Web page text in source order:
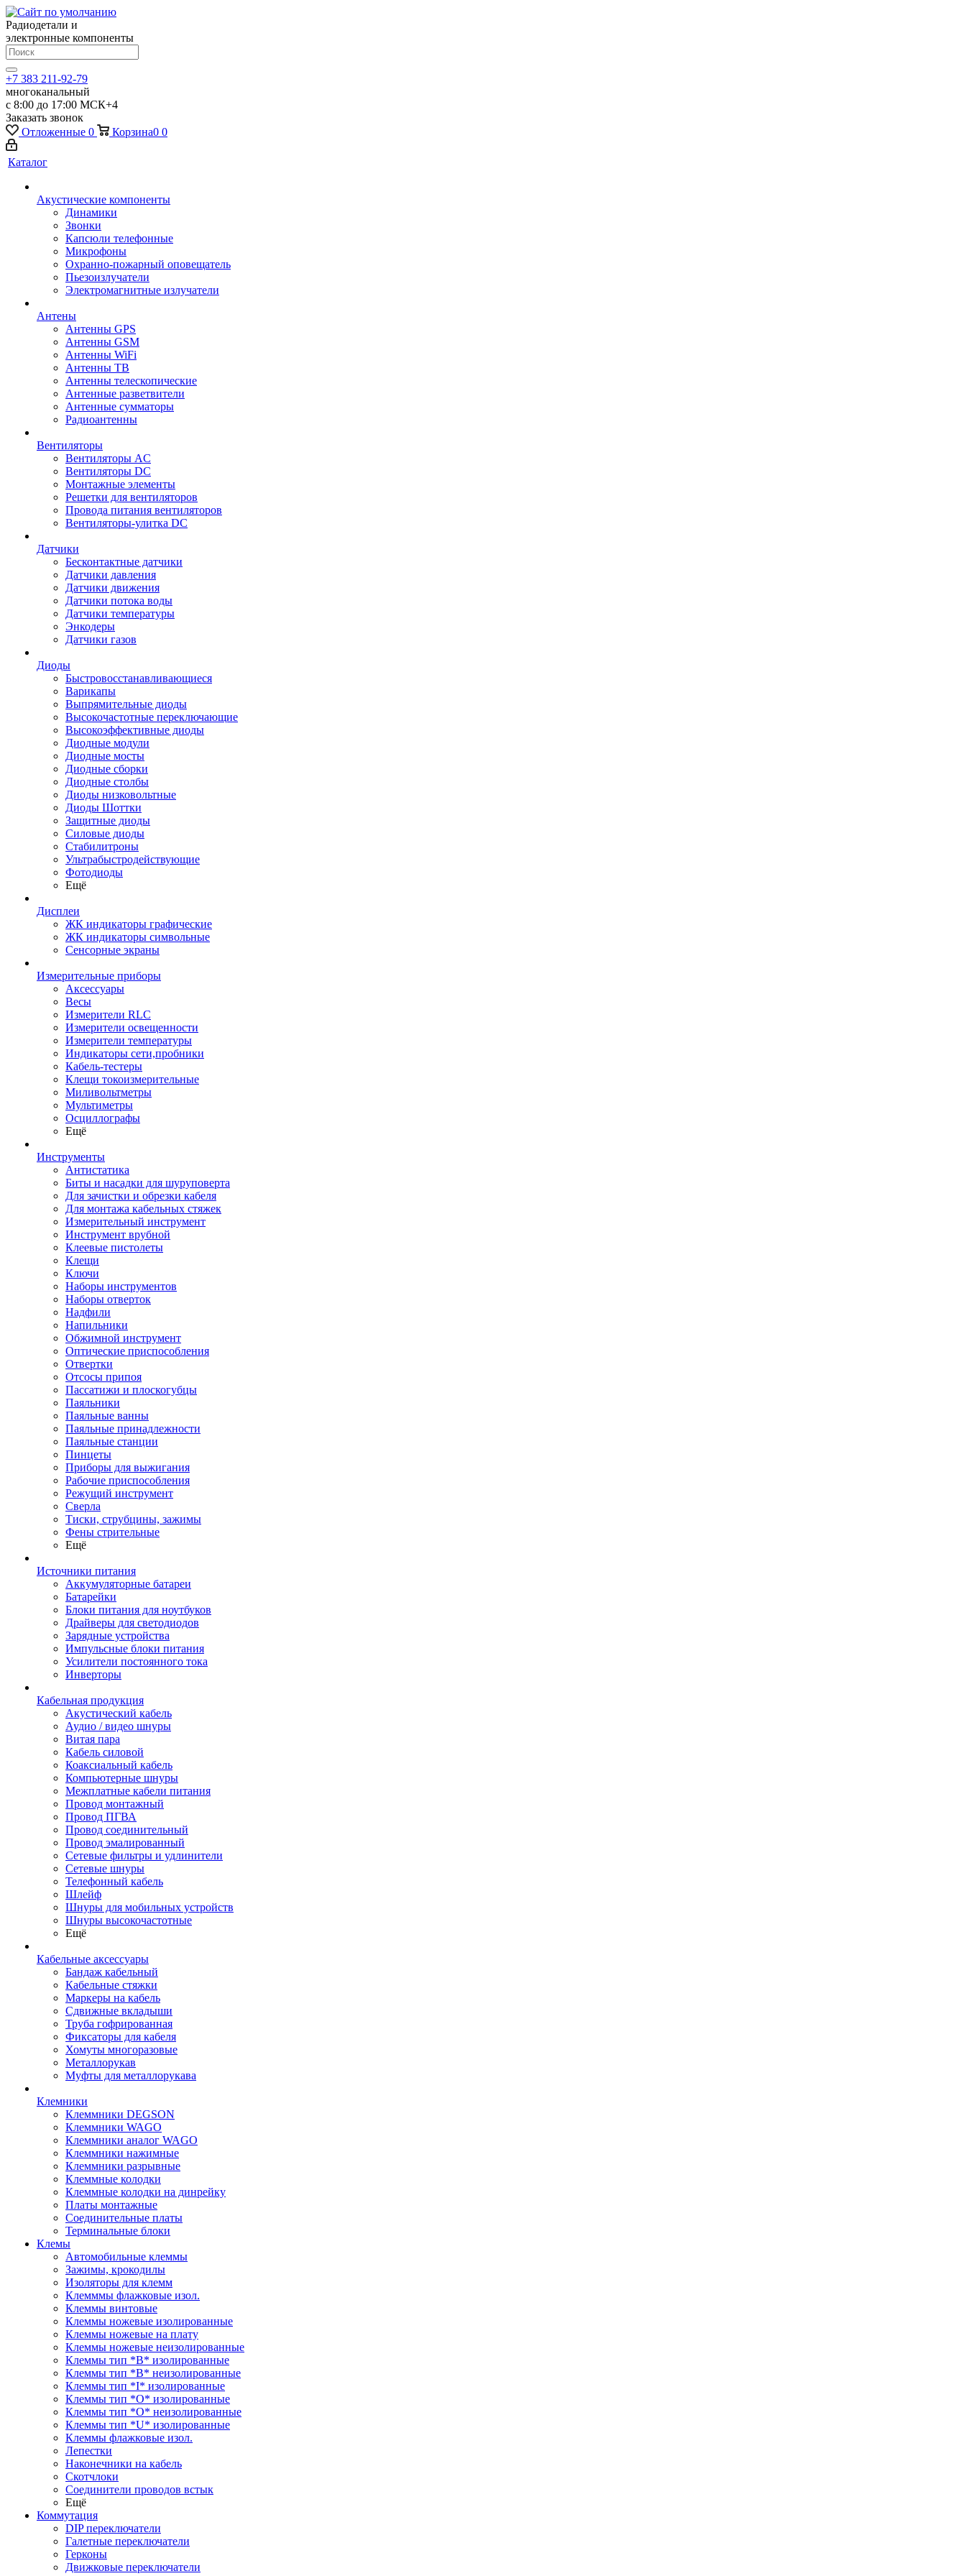
Радиодетали и
электронные компоненты
+7 383 211-92-79
многоканальный
с 8:00 до 17:00 МСК+4
Заказать звонок
Отложенные 0 Корзина0 0
Каталог
Акустические компоненты
Динамики
Звонки
Капсюли телефонные
Микрофоны
Охранно-пожарный оповещатель
Пьезоизлучатели
Электромагнитные излучатели
Антены
Антенны GPS
Антенны GSM
Антенны WiFi
Антенны ТВ
Антенны телескопические
Антенные разветвители
Антенные сумматоры
Радиоантенны
Вентиляторы
Вентиляторы AC
Вентиляторы DC
Монтажные элементы
Решетки для вентиляторов
Провода питания вентиляторов
Вентиляторы-улитка DC
Датчики
Бесконтактные датчики
Датчики давления
Датчики движения
Датчики потока воды
Датчики температуры
Энкодеры
Датчики газов
Диоды
Быстровосстанавливающиеся
Варикапы
Выпрямительные диоды
Высокочастотные переключающие
Высокоэффективные диоды
Диодные модули
Диодные мосты
Диодные сборки
Диодные столбы
Диоды низковольтные
Диоды Шоттки
Защитные диоды
Силовые диоды
Стабилитроны
Ультрабыстродействующие
Фотодиоды
Ещё
Дисплеи
ЖК индикаторы графические
ЖК индикаторы символьные
Сенсорные экраны
Измерительные приборы
Аксессуары
Весы
Измерители RLC
Измерители освещенности
Измерители температуры
Индикаторы сети,пробники
Кабель-тестеры
Клещи токоизмерительные
Миливольтметры
Мультиметры
Осциллографы
Ещё
Инструменты
Антистатика
Биты и насадки для шуруповерта
Для зачистки и обрезки кабеля
Для монтажа кабельных стяжек
Измерительный инструмент
Инструмент врубной
Клеевые пистолеты
Клещи
Ключи
Наборы инструментов
Наборы отверток
Надфили
Напильники
Обжимной инструмент
Оптические приспособления
Отвертки
Отсосы припоя
Пассатижи и плоскогубцы
Паяльники
Паяльные ванны
Паяльные принадлежности
Паяльные станции
Пинцеты
Приборы для выжигания
Рабочие приспособления
Режущий инструмент
Сверла
Тиски, струбцины, зажимы
Фены стрительные
Ещё
Источники питания
Аккумуляторные батареи
Батарейки
Блоки питания для ноутбуков
Драйверы для светодиодов
Зарядные устройства
Импульсные блоки питания
Усилители постоянного тока
Инверторы
Кабельная продукция
Акустический кабель
Аудио / видео шнуры
Витая пара
Кабель силовой
Коаксиальный кабель
Компьютерные шнуры
Межплатные кабели питания
Провод монтажный
Провод ПГВА
Провод соединительный
Провод эмалированный
Сетевые фильтры и удлинители
Сетевые шнуры
Телефонный кабель
Шлейф
Шнуры для мобильных устройств
Шнуры высокочастотные
Ещё
Кабельные аксессуары
Бандаж кабельный
Кабельные стяжки
Маркеры на кабель
Сдвижные вкладыши
Труба гофрированная
Фиксаторы для кабеля
Хомуты многоразовые
Металлорукав
Муфты для металлорукава
Клемники
Клеммники DEGSON
Клеммники WAGO
Клеммники аналог WAGO
Клеммники нажимные
Клеммники разрывные
Клеммные колодки
Клеммные колодки на динрейку
Платы монтажные
Соединительные платы
Терминальные блоки
Клемы
Автомобильные клеммы
Зажимы, крокодилы
Изоляторы для клемм
Клемммы флажковые изол.
Клеммы винтовые
Клеммы ножевые изолированные
Клеммы ножевые на плату
Клеммы ножевые неизолированные
Клеммы тип *B* изолированные
Клеммы тип *B* неизолированные
Клеммы тип *I* изолированные
Клеммы тип *O* изолированные
Клеммы тип *O* неизолированные
Клеммы тип *U* изолированные
Клеммы флажковые изол.
Лепестки
Наконечники на кабель
Скотчлоки
Соединители проводов встык
Ещё
Коммутация
DIP переключатели
Галетные переключатели
Герконы
Движковые переключатели